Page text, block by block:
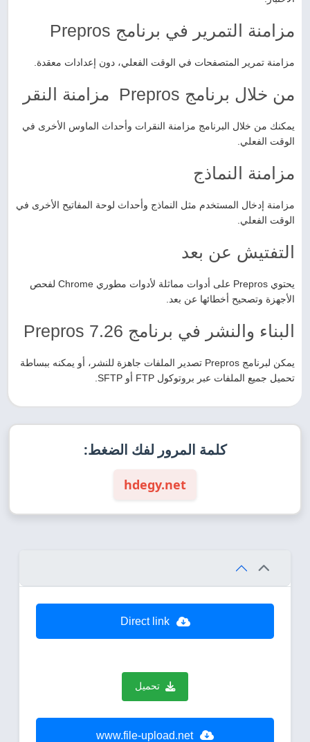
مزامنة التمرير في برنامج Prepros
مزامنة تمرير المتصفحات في الوقت الفعلي، دون إعدادات معقدة.
من خلال برنامج Prepros مزامنة النقر
يمكنك من خلال البرنامج مزامنة النقرات وأحداث الماوس الأخرى في
الوقت الفعلي.
مزامنة النماذج
مزامنة إدخال المستخدم مثل النماذج وأحداث لوحة المفاتيح الأخرى في
الوقت الفعلي.
التفتيش عن بعد
يحتوي Prepros على أدوات مماثلة لأدوات مطوري Chrome لفحص
الأجهزة وتصحيح أخطائها عن بعد.
البناء والنشر في برنامج Prepros 7.26
يمكن لبرنامج Prepros تصدير الملفات جاهزة للنشر، أو يمكنه ببساطة
تحميل جميع الملفات عبر بروتوكول FTP أو SFTP.
كلمة المرور لفك الضغط:
hdegy.net
Direct link
تحميل
www.file-upload.net